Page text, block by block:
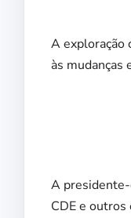
A exploração
às mudanças
A
CDE e